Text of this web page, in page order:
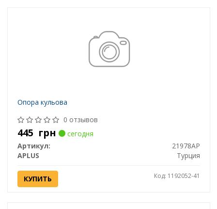
Опора кульова
0 отзывов
445 грн
сегодня
Артикул:
21978AP
APLUS
Турция
КУПИТЬ Код: 1192052-41